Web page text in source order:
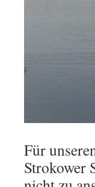
Für
Strokower